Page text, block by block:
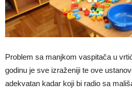
Problem sa manjkom vaspitača u
godinu je sve izraženiji te ove
adekvatan kadar koji bi radio sa